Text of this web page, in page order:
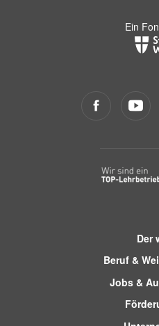
Ein
Der
Beruf &
Jobs &